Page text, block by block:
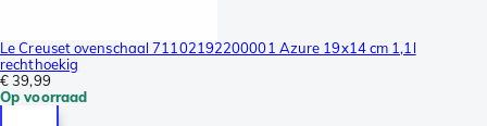
Le Creuset ovenschaal 71102192200001 Azure 19x14 cm 1,1l
rechthoekig
€ 39,99
Op voorraad